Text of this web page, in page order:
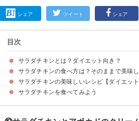
シェア ツイート シェア
目次
サラダチキンとは？ダイエット向き？
サラダチキンは低カロリーで高たんぱく質
サラダチキンの食べ方は？そのままで美味
①そのまま食べる
②電子レンジで温めて食べる
③炒めて食べる
④サラダに入れて食べる
⑤スープに入れて食べる
サラダチキンの美味しいレシピ【ダイエッ
①サラダチキンのおつまみジャーキー
②サラダチキンイリチョップドサラダ
③サラダチキンときゅうりのナムル
④サラダチキン入りおからと水菜の和風サラダ
⑤サラダチキンと夏野菜の炒め物
⑥サラダチキンのユッケ風
⑦サラダチキンのキムチ和え
⑧アボカドとサラダチキンのサルサソース
⑨サラダチキンと焼きなすの梅だれ和え
⑩サラダチキンの海苔しそチーズ焼き
⑪サラダチキンと新玉ねぎのマリネ風
⑫サラダチキンとブロッコリー の塩炒め
⑬サラダチキン入り野菜スープ
⑭サラダチキンのピカタ
⑮サラダチキン入り冷やし塩ラーメン
⑯サラダチキンとナスの冷やし中華
⑰サラダチキンとトマトのチーズトースト
⑱サラダチキンでトルティーヤ
⑲サラダチキンとアボカドのクリームチーズサン
サラダチキンを食べてみよう